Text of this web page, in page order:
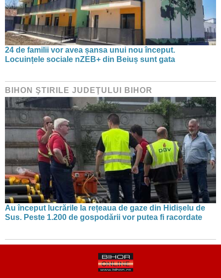
24 de familii vor avea șansa unui nou început.
Locuințele sociale nZEB+ din Beiuș sunt gata
BIHON ŞTIRILE JUDEŢULUI BIHOR
Au început lucrările la rețeaua de gaze din Hidișelu de
Sus. Peste 1.200 de gospodării vor putea fi racordate